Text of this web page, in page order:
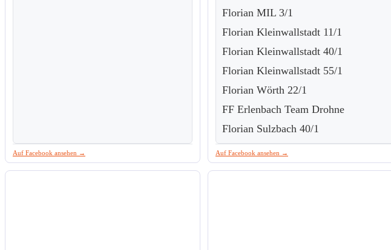
Auf Facebook ansehen →
Florian MIL 3/1
Florian Kleinwallstadt 11/1
Florian Kleinwallstadt 40/1
Florian Kleinwallstadt 55/1
Florian Wörth 22/1
FF Erlenbach Team Drohne
Florian Sulzbach 40/1
Auf Facebook ansehen →